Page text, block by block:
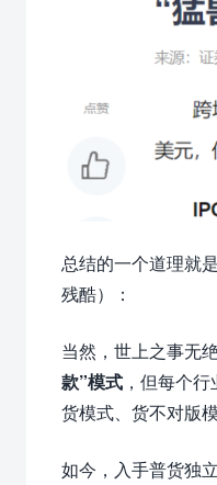
总结的一个道理就
残酷）：
当然，世上之事无
款”模式 ，但每个
货模式、货不对版
如今，入手普货独